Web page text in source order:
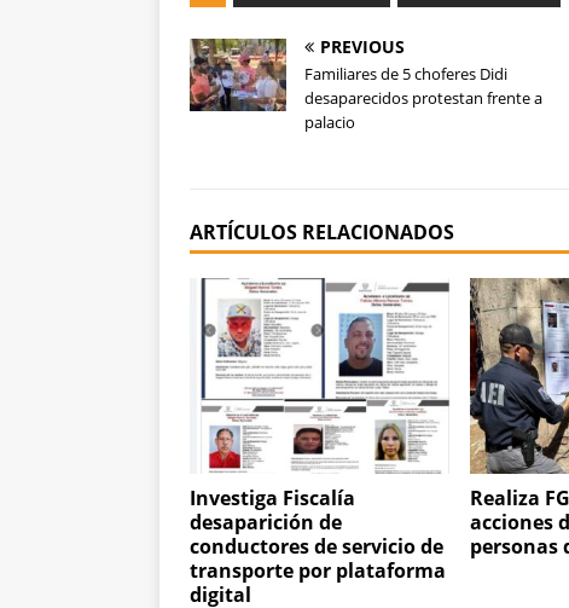
PREVIOUS
Familiares de 5 choferes Didi
desaparecidos protestan frente a
palacio
ARTÍCULOS RELACIONADOS
Investiga Fiscalía
desaparición de
conductores de servicio de
transporte por plataforma
digital
Realiza
acciones
personas